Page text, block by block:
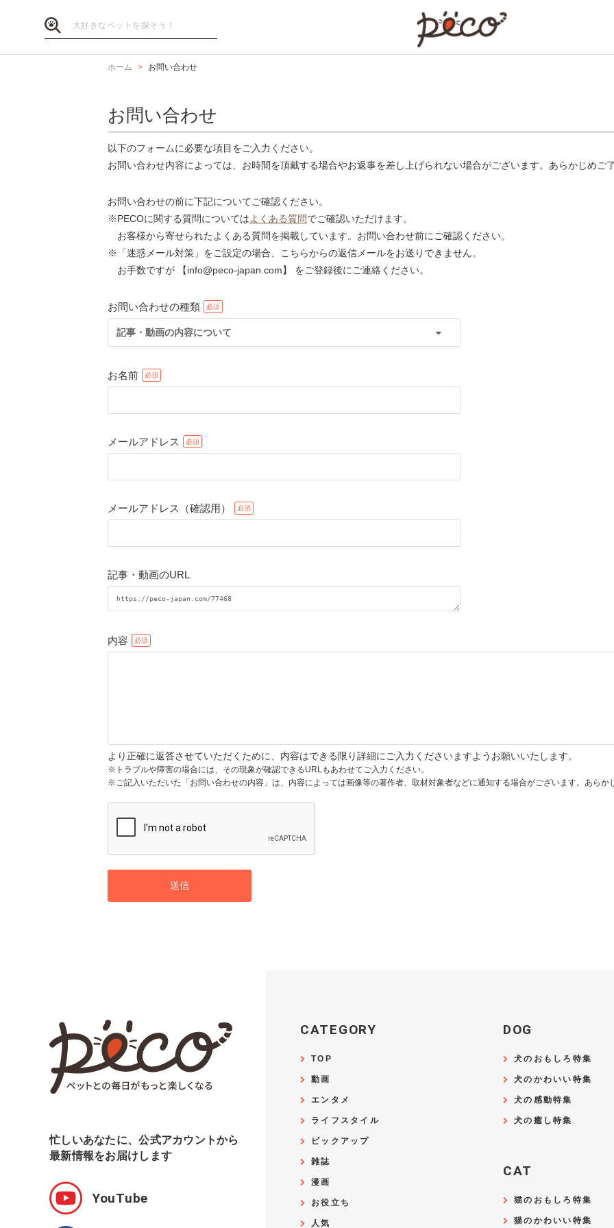
ホーム お問い合わせ
お問い合わせ
以下のフォームに必要な項目をご入力ください。
お問い合わせ内容によっては、お時間を頂戴する場合やお返事を差し上げられない場合がございます。あらかじめご
お問い合わせの前に下記についてご確認ください。
※PECOに関する質問についてはよくある質問でご確認いただけます。
お客様から寄せられたよくある質問を掲載しています。お問い合わせ前にご確認ください。
※「迷惑メール対策」をご設定の場合、こちらからの返信メールをお送りできません。
お手数ですが 【info@peco-japan.com】 をご登録後にご連絡ください。
お問い合わせの種類
記事・動画の内容について
お名前
メールアドレス
メールアドレス（確認用）
記事・動画のURL
内容
より正確に返答させていただくために、内容はできる限り詳細にご入力くださいますようお願いいたします。
※トラブルや障害の場合には、その現象が確認できるURLもあわせてご入力ください。
※ご記入いただいた「お問い合わせの内容」は、内容によっては画像等の著作者、取材対象者などに通知する場合がございます。あらか
送信
忙しいあなたに、公式アカウントから
最新情報をお届けします
YouTube
CATEGORY
TOP
動画
エンタメ
ライフスタイル
ピックアップ
雑誌
漫画
お役立ち
人気
DOG
犬のおもしろ特集
犬のかわいい特集
犬の感動特集
犬の癒し特集
CAT
猫のおもしろ特集
猫のかわいい特集